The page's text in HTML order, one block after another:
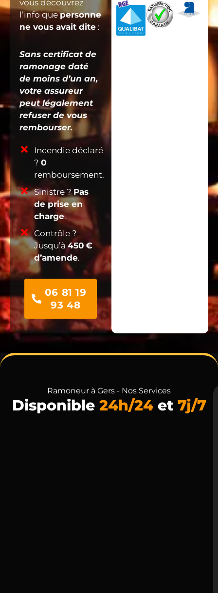
vous découvrez
l’info quepersonne
ne vous avait dite :
Sans certificat de
ramonage daté
de moins d’un an,
votre assureur
peut légalement
refuser de vous
rembourser.
Incendie déclaré
? 0
remboursement.
Sinistre ?Pas
de prise en
charge.
Contrôle ?
Jusqu’à450 €
d’amende.
06 81 19
93 48
Ramoneur à Gers - Nos Services
Disponible 24h/24et 7j/7